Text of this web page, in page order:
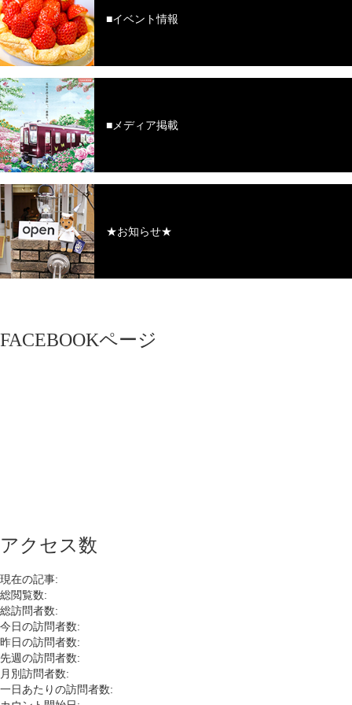
■イベント情報
■メディア掲載
★お知らせ★
FACEBOOKページ
アクセス数
現在の記事:
総閲覧数:
総訪問者数:
今日の訪問者数:
昨日の訪問者数:
先週の訪問者数:
月別訪問者数:
一日あたりの訪問者数: